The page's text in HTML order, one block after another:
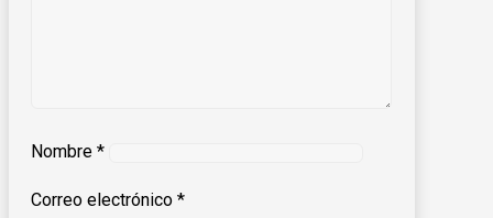
Nombre *
Correo electrónico *